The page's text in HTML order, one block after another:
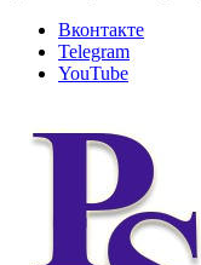
Вконтакте
Telegram
YouTube